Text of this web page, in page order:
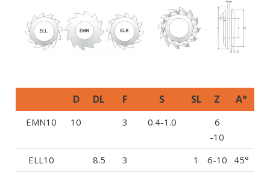
D DL F S SL Z A°
EMN10 10 3 0.4-1.0
6
-10
ELL10
8.5 3 1 6-10
45°